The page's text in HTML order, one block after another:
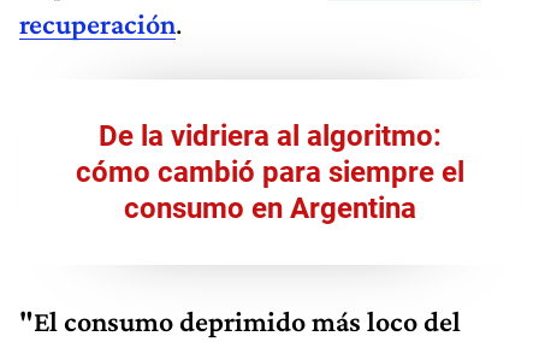
recuperación.
De la vidriera al algoritmo:
cómo cambió para siempre el
consumo en Argentina
"El consumo deprimido más loco del